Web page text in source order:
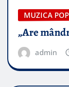
MUZICA
„Are
admin